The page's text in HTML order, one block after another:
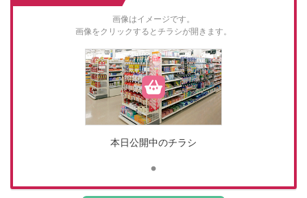
画像はイメージです。
画像をクリックするとチラシが開きます。
本日公開中のチラシ